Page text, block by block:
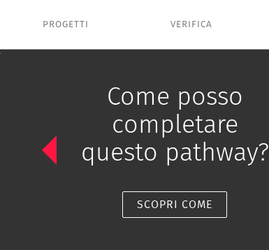
PROGETTI VERIFICA
Come posso
completare
questo pathway?
SCOPRI COME